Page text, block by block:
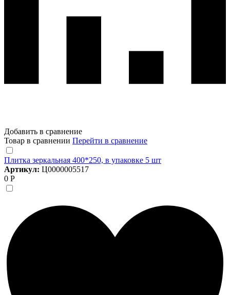
Добавить в сравнение
Товар в сравнении Перейти в сравнение
Плитка зеркальная 400*250, в упаковке 5 шт
Артикул: Ц0000005517
0 Р